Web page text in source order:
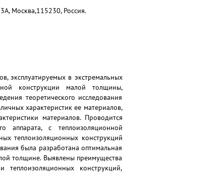
Москва,115230, Россия.
эксплуатируемых в экстремальных
конструкции малой толщины,
теоретического исследования
характеристик ее материалов,
материалов. Проводится
аппарата, с теплоизоляционной
теплоизоляционных конструкций
была разработана оптимальная
толщине. Выявлены преимущества
конструкций,